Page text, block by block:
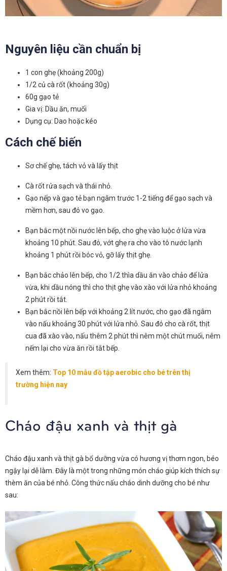
Nguyên liệu cần chuẩn bị
1 con ghẹ (khoảng 200g)
1/2 củ cà rốt (khoảng 30g)
60g gạo tẻ
Gia vị: Dầu ăn, muối
Dụng cụ: Dao hoặc kéo
Cách chế biến
Sơ chế ghẹ, tách vỏ và lấy thịt
Cà rốt rửa sạch và thái nhỏ.
Gạo nếp và gạo tẻ bạn ngâm trước 1-2 tiếng để gạo sạch và
mềm hơn, sau đó vo gạo.
Bạn bắc một nồi nước lên bếp, cho ghẹ vào luộc ở lửa vừa
khoảng 10 phút. Sau đó, vớt ghẹ ra cho vào tô nước lạnh
khoảng 1 phút rồi bóc vỏ, gỡ lấy thịt ghẹ.
Bạn bắc chảo lên bếp, cho 1/2 thìa dầu ăn vào chảo để lửa
vừa, khi dầu nóng thì cho thịt ghẹ vào xào với lửa nhỏ khoảng
2 phút rồi tắt.
Bạn bắc nồi lên bếp với khoảng 2 lít nước, cho gạo đã ngâm
vào nấu khoảng 30 phút với lửa nhỏ. Sau đó cho cà rốt, thịt
cua đã xào vào, nấu thêm 2 phút thì nêm một chút muối, nêm
nếm lại cho vừa ăn rồi tắt bếp.
Xem thêm: Top 10 mẫu đồ tập aerobic cho bé trên thị
trường hiện nay
Cháo đậu xanh và thịt gà
Cháo đậu xanh và thịt gà bổ dưỡng vừa có hương vị thơm ngon, béo
ngậy lại dễ làm. Đây là một trong những món cháo giúp kích thích sự
thèm ăn của bé nhỏ. Công thức nấu cháo dinh dưỡng cho bé như
sau: